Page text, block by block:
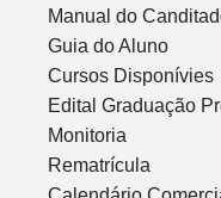
Manual do
Guia do Aluno
Cursos Disponívies
Edital Graduação
Monitoria
Rematrícula